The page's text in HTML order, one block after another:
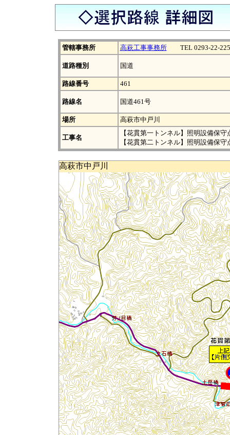
管轄事務所 高萩工事事務所TEL 0293-22-
道路種別 国道
路線番号 461
路線名 国道461号
場所 高萩市中戸川
工事名
【花貫第一トンネル】照明設備保守
【花貫第二トンネル】照明設備保守
高萩市中戸川